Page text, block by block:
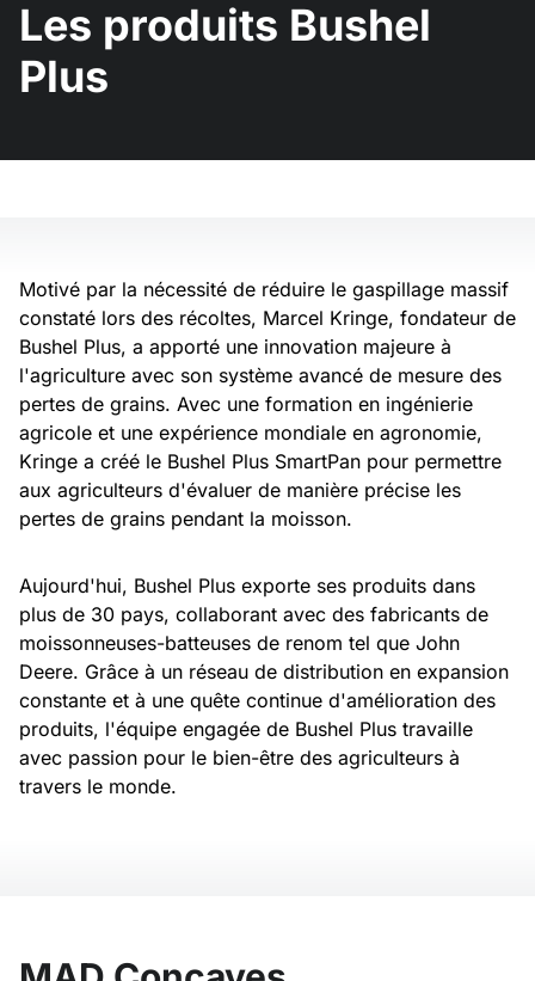
Les produits Bushel
Plus
Motivé par la nécessité de réduire le gaspillage massif
constaté lors des récoltes, Marcel Kringe, fondateur de
Bushel Plus, a apporté une innovation majeure à
l'agriculture avec son système avancé de mesure des
pertes de grains. Avec une formation en ingénierie
agricole et une expérience mondiale en agronomie,
Kringe a créé le Bushel Plus SmartPan pour permettre
aux agriculteurs d'évaluer de manière précise les
pertes de grains pendant la moisson.
Aujourd'hui, Bushel Plus exporte ses produits dans
plus de 30 pays, collaborant avec des fabricants de
moissonneuses-batteuses de renom tel que John
Deere. Grâce à un réseau de distribution en expansion
constante et à une quête continue d'amélioration des
produits, l'équipe engagée de Bushel Plus travaille
avec passion pour le bien-être des agriculteurs à
travers le monde.